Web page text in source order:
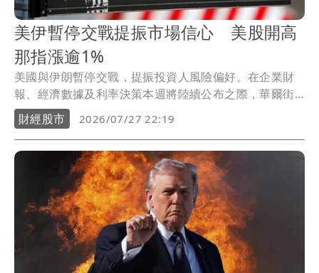
美伊暫停交戰提振市場信心 美股開高
那指漲逾1%
美國與伊朗暫停交戰，提振投資人風險偏好。在企業財
報、經濟數據及利率決策本週將陸續公布之際，華爾街
主要股指今天開高，那斯達克指數漲幅超過1%。
財經股市 2026/07/27 22:19